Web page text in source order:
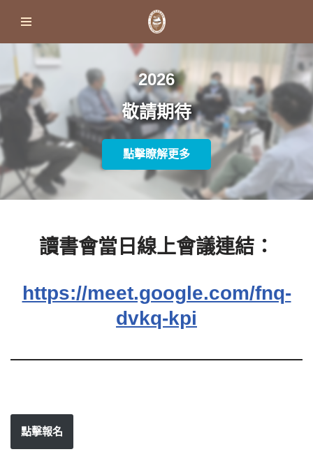
to
content
2026
敬請期待
點擊瞭解更多
讀書會當日線上會議連結：
https://meet.google.com/fnq-
dvkq-kpi
點擊報名